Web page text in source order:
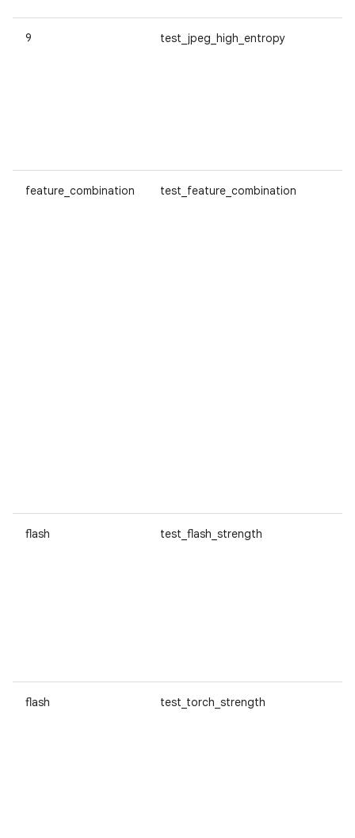
9 test_jpeg_high_entropy
feature_combination test_feature_combination
flash test_flash_strength
flash test_torch_strength